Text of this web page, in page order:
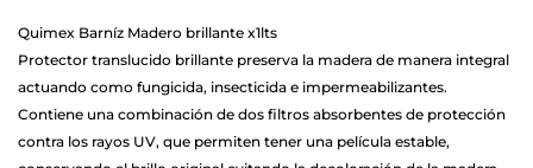
– Preparación de superficie:
La superficie a proteger debe encontrarse libre de
impurezas, sin polvos, aceites, grasas, etc. En caso de
maderas barnizadas se recomienda utilizar un removedor
Quimex Barníz Madero brillante x1lts
Protector translucido brillante preserva la madera de manera integral
actuando como fungicida, insecticida e impermeabilizantes.
Contiene una combinación de dos filtros absorbentes de protección
contra los rayos UV, que permiten tener una película estable,